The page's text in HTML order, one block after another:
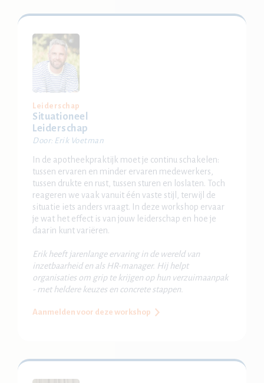
Leiderschap
Situationeel
Leiderschap
Door: Erik Voetman
In de apotheekpraktijk moet je continu schakelen:
tussen ervaren en minder ervaren medewerkers,
tussen drukte en rust, tussen sturen en loslaten. Toch
reageren we vaak vanuit één vaste stijl, terwijl de
situatie iets anders vraagt. In deze workshop ervaar
je wat het effect is van jouw leiderschap en hoe je
daarin kunt variëren.
Erik heeft jarenlange ervaring in de wereld van
inzetbaarheid en als HR-manager. Hij helpt
organisaties om grip te krijgen op hun verzuimaanpak
- met heldere keuzes en concrete stappen.
Aanmelden voor deze workshop